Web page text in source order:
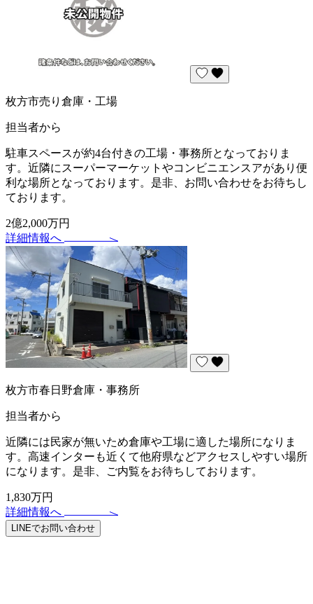
枚方市売り倉庫・工場
担当者から
駐車スペースが約4台付きの工場・事務所となっておりま
す。近隣にスーパーマーケットやコンビニエンスアがあり便
利な場所となっております。是非、お問い合わせをお待ちし
ております。
2億2,000万円
詳細情報へ
枚方市春日野倉庫・事務所
担当者から
近隣には民家が無いため倉庫や工場に適した場所になりま
す。高速インターも近くて他府県などアクセスしやすい場所
になります。是非、ご内覧をお待ちしております。
1,830万円
詳細情報へ
LINEでお問い合わせ